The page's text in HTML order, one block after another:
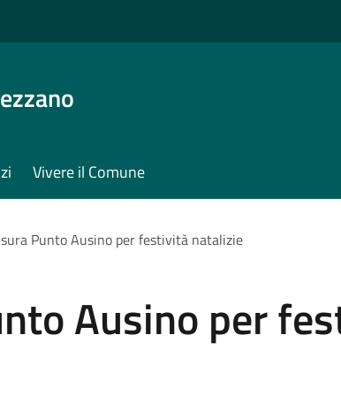
Vivere il Comune
Punto Ausino per festività natalizie
Ausino per